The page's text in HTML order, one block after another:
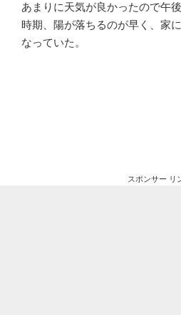
あまりに天気が良かったので午
時期、陽が落ちるのが早く、家
なっていた。
スポンサー リ